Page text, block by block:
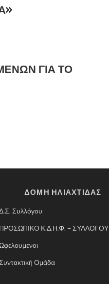
ΓΙΑ ΤΟ
ΔΟΜΗ ΗΛΙΑΧΤΙΔΑΣ
Συλλόγου
ΠΡΟΣΩΠΙΚΟ Κ.Δ.Η.Φ. – ΣΥΛΛΟΓΟΥ
Ομάδα